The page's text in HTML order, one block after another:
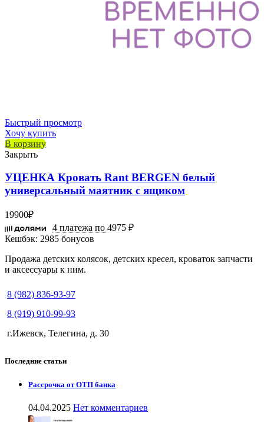
Быстрый просмотр
Хочу купить
В корзину
Закрыть
УЦЕНКА Кровать Rant BERGEN белый
универсальный маятник с ящиком
19900₽
4 платежа по 4975 ₽
Кешбэк: 2985 бонусов
Продажа детских колясок, детских кресел, кроваток запчасти
и аксессуары к ним.
8 (982) 836-93-97
8 (919) 910-99-93
г.Ижевск, Телегина, д. 30
Последние статьи
Рассрочка от ОТП банка
04.04.2025 Нет комментариев